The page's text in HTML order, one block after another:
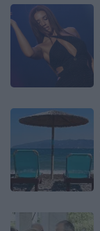
Image
Image
Image